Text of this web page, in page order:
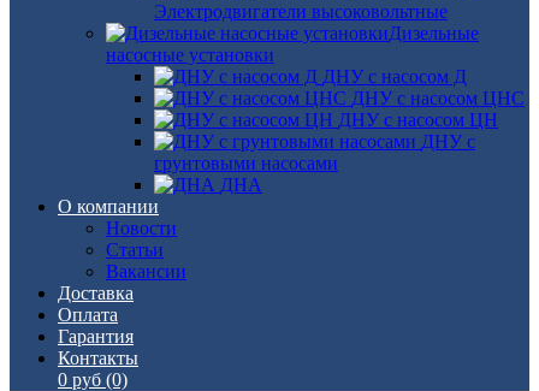
Электродвигатели высоковольтные
Дизельные
насосные установки
ДНУ с насосом Д
ДНУ с насосом ЦНС
ДНУ с насосом ЦН
ДНУ с
грунтовыми насосами
ДНА
О компании
Новости
Статьи
Вакансии
Доставка
Оплата
Гарантия
Контакты
0 руб (0)